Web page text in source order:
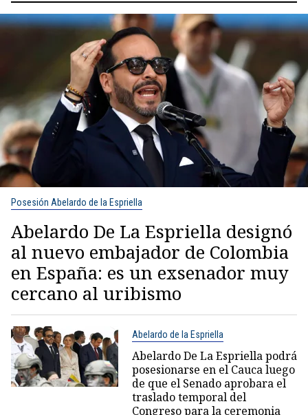
Posesión Abelardo de la Espriella
Abelardo De La Espriella designó
al nuevo embajador de Colombia
en España: es un exsenador muy
cercano al uribismo
Abelardo de la Espriella
Abelardo De La Espriella podrá
posesionarse en el Cauca luego
de que el Senado aprobara el
traslado temporal del
Congreso para la ceremonia